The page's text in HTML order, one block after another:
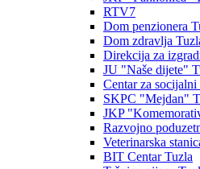
RTV7
Dom penzionera
Dom zdravlja
Direkcija za
JU "Naše dijete"
Centar za socijalni
SKPC "Mejdan"
JKP
Razvojno
Veterinarska
BIT Centar Tuzla